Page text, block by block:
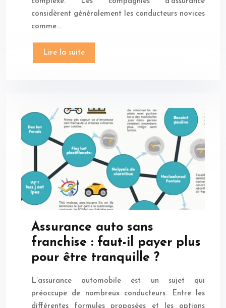
considèrent généralement les conducteurs novices
comme…
Lire la suite
Assurance auto sans
franchise : faut-il payer plus
pour être tranquille ?
L’assurance automobile est un sujet qui
préoccupe de nombreux conducteurs. Entre les
différentes formules proposées et les options